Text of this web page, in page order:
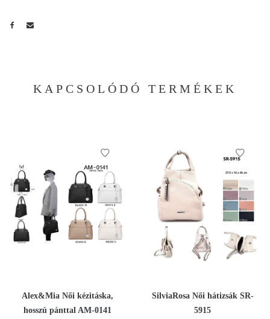
KAPCSOLÓDÓ TERMÉKEK
Alex&Mia Női kézitáska,
hosszú pánttal AM-0141
SilviaRosa Női hátizsák SR-
5915